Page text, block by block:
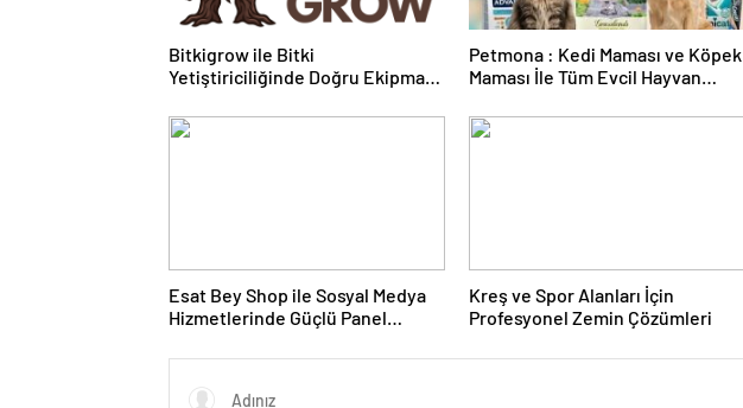
Bitkigrow ile Bitki
Yetiştiriciliğinde Doğru Ekipman
Petmona : Kedi Maması ve Köpek
Maması İle Tüm Evcil Hayvan
Esat Bey Shop ile Sosyal Medya
Hizmetlerinde Güçlü Panel
Kreş ve Spor Alanları İçin
Profesyonel Zemin Çözümleri